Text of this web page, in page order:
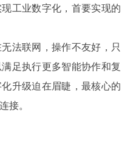
工业数字化，首要实现的
法联网，操作不友好，只
足执行更多智能协作和复
升级迫在眉睫，最核心的
接。